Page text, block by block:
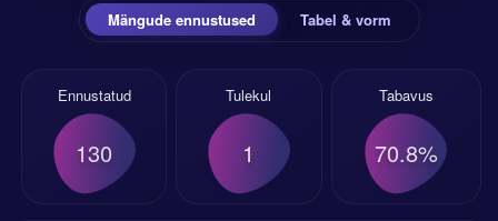
Mängude ennustused Tabel & vorm
Ennustatud
130
Tulekul
1
Tabavus
70.8%